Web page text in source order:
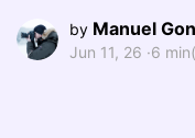
by Manuel
Jun 11, 26 ·6